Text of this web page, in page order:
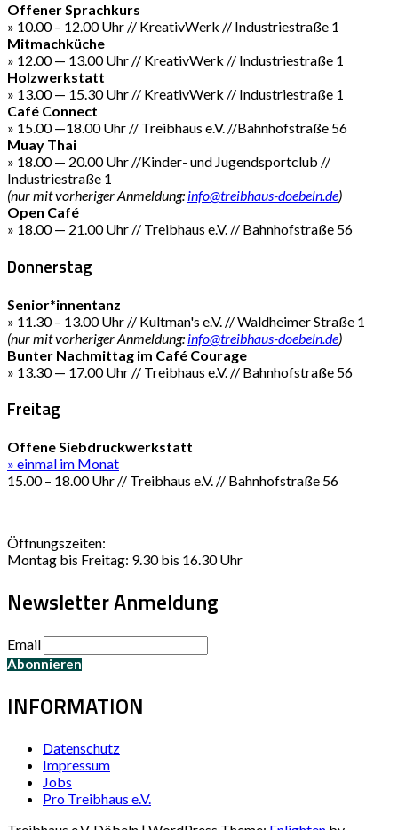
Offener Sprachkurs
» 10.00 – 12.00 Uhr // KreativWerk // Industriestraße 1
Mitmachküche
» 12.00 — 13.00 Uhr // KreativWerk // Industriestraße 1
Holzwerkstatt
» 13.00 — 15.30 Uhr // KreativWerk // Industriestraße 1
Café Connect
» 15.00 —18.00 Uhr // Treibhaus e.V. //Bahnhofstraße 56
Muay Thai
» 18.00 — 20.00 Uhr //Kinder- und Jugendsportclub //
Industriestraße 1
(nur mit vorheriger Anmeldung: info@treibhaus-doebeln.de)
Open Café
» 18.00 — 21.00 Uhr // Treibhaus e.V. // Bahnhofstraße 56
Donnerstag
Senior*innentanz
» 11.30 – 13.00 Uhr // Kultman's e.V. // Waldheimer Straße 1
(nur mit vorheriger Anmeldung: info@treibhaus-doebeln.de)
Bunter Nachmittag im Café Courage
» 13.30 — 17.00 Uhr // Treibhaus e.V. // Bahnhofstraße 56
Freitag
Offene Siebdruckwerkstatt
» einmal im Monat
15.00 – 18.00 Uhr // Treibhaus e.V. // Bahnhofstraße 56
Öffnungszeiten:
Montag bis Freitag: 9.30 bis 16.30 Uhr
Newsletter Anmeldung
Email
INFORMATION
Datenschutz
Impressum
Jobs
Pro Treibhaus e.V.